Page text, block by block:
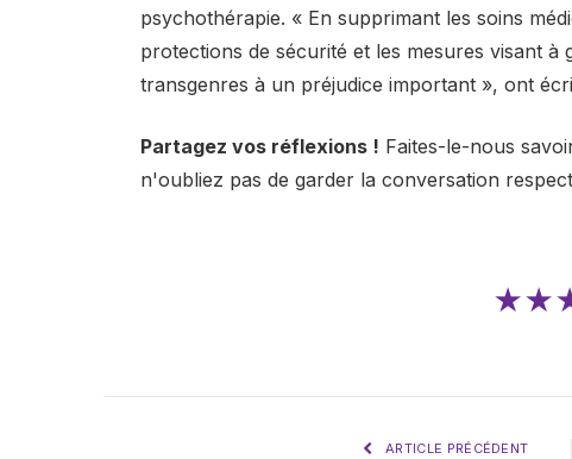
psychothérapie. « En supprimant les soins
protections de sécurité et les mesures visant à
transgenres à un préjudice important », ont
Partagez vos réflexions ! Faites-le-nous
n'oubliez pas de garder la conversation
ARTICLE PRÉCÉDENT